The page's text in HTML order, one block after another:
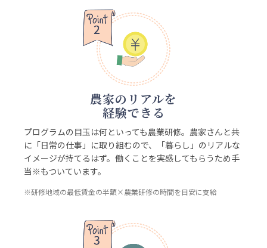
農家のリアルを
経験できる
プログラムの目玉は何といっても農業研修。農家さんと共
に「日常の仕事」に取り組むので、「暮らし」のリアルな
イメージが持てるはず。働くことを実感してもらうため手
当※もついています。
※研修地域の最低賃金の半額×農業研修の時間を目安に支給